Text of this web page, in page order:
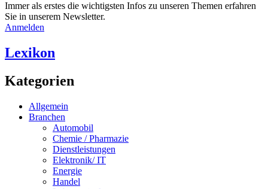
Immer als erstes die wichtigsten Infos zu unseren Themen erfahren
Sie in unserem Newsletter.
Anmelden
Lexikon
Kategorien
Allgemein
Branchen
Automobil
Chemie / Pharmazie
Dienstleistungen
Elektronik/ IT
Energie
Handel